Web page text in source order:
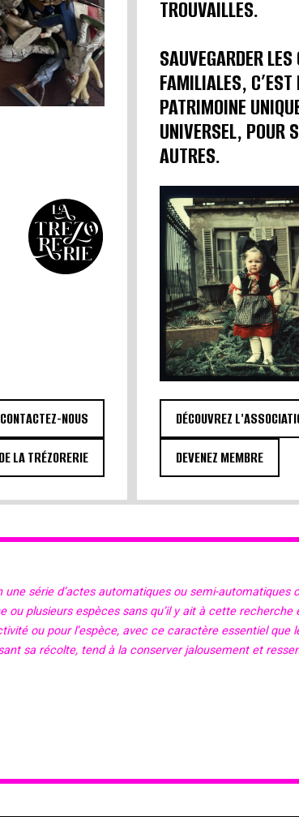
CONTACTEZ-NOUS
LA TRÉZORERIE
TROUVAILLES.
SAUVEGARDER
FAMILIALES, C’EST
PATRIMOINE
UNIVERSEL, POUR
AUTRES.
DÉCOUVREZ
DEVENEZ MEMBRE
série d’actes automatiques ou semi-
ou plusieurs espèces sans qu’il y ait à cette
ou pour l’espèce, avec ce caractère essentiel que
sa récolte, tend à la conserver jalousement et